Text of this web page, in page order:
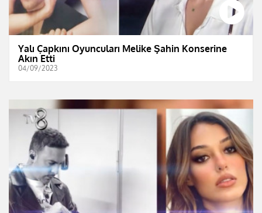
Yalı Çapkını Oyuncuları Melike Şahin Konserine
Akın Etti
04/09/2023